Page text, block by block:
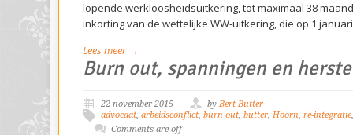
lopende werkloosheidsuitkering, tot maximaal 38
inkorting van de wettelijke WW-uitkering, die op 1
Lees meer →
Burn out, spanningen en
22 november 2015 by Bert Butter
advocaat, arbeidsconflict, burn out, butter, Hoorn, re-integratie
Comments are off